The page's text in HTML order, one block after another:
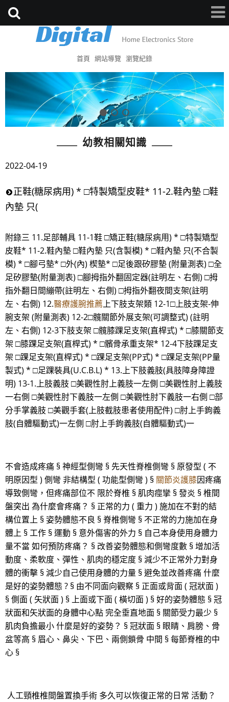
首頁 網站導覽 瀏覽紀錄
幼教相關知識
2022-04-19
正鞋(糖尿病用) * □特製矯型皮鞋* 11-2.鞋內墊 □鞋
內墊 只(
附錄三 11.足部輔具 11-1鞋 □矯正鞋(糖尿病用) * □特製矯型
皮鞋* 11-2.鞋內墊 □鞋內墊 只(含製模) * □鞋內墊 只(不合製
模) * □腳弓墊* □外(內) 楔墊* □足後跟矽膠墊 (附量測表) □全
足矽膠墊(附量測表) □腳拇指外翻固定器(註明左、右側) □拇
指外翻日間繃帶(註明左、右側) □拇指外翻夜間支架(註明
左、右側) 12.醫療護腕推薦上下肢支架類 12-1□上肢支架-伸
腕支架 (附量測表) 12-2□髖關節外展支架(可調整式) (註明
左、右側) 12-3下肢支架 □髖膝踝足支架(直桿式) * □膝關節支
架 □膝踝足支架(直桿式) * □髕骨承重支架* 12-4下肢踝足支
架 □踝足支架(直桿式) * □踝足支架(PP式) * □踝足支架(PP量
製式) * □足踝裝具(U.C.B.L) * 13.上下肢義肢(具肢障身障證
明) 13-1.上肢義肢 □美觀性肘上義肢一左側 □美觀性肘上義肢
一右側 □美觀性肘下義肢一左側 □美觀性肘下義肢一右側 □部
分手掌義肢 □美觀手套(上肢截肢患者使用配件) □肘上手鉤義
肢(自體驅動式)一左側 □肘上手鉤義肢(自體驅動式)一
不會造成疼痛 § 神經型側彎 § 先天性脊椎側彎 § 原發型 ( 不
明原因型 ) 側彎 非結構型 ( 功能型側彎 ) § 關節炎護膝因疼痛
導致側彎，但疼痛部位不 限於脊椎 § 肌肉痙攣 § 發炎 § 椎間
盤突出 為什麼會疼痛？ § 正常的力 ( 重力 ) 施加在不對的結
構位置上 § 姿勢體態不良 § 脊椎側彎 § 不正常的力施加在身
體上 § 工作 § 運動 § 意外傷害的外力 § 自己本身使用身體力
量不當 如何預防疼痛？ § 改善姿勢體態和側彎度數 § 增加活
動度、柔軟度、彈性、肌肉的穩定度 § 減少不正常外力對身
體的衝擊 § 減少自己使用身體的力量 § 避免並改善疼痛 什麼
是好的姿勢體態 ? § 由不同面向觀察 § 正面或背面 ( 冠狀面 )
§ 側面 ( 矢狀面 ) § 上面或下面 ( 橫切面 ) § 好的姿勢體態 § 冠
狀面和矢狀面的身體中心點 完全垂直地面 § 關節受力最少 §
肌肉負擔最小 什麼是好的姿勢？ § 冠狀面 § 眼睛、肩膀、骨
盆等高 § 眉心、鼻尖、下巴、兩側鎖骨 中間 § 每節脊椎的中
心 §
人工頸椎椎間盤置換手術 多久可以恢復正常的日常 活動？